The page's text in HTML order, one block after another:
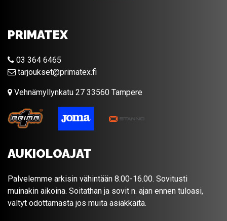
PRIMATEX
03 364 6465
tarjoukset@primatex.fi
Vehnämyllynkatu 27 33560 Tampere
AUKIOLOAJAT
Palvelemme arkisin vähintään 8.00-16.00. Sovitusti
muinakin aikoina. Soitathan ja sovit n. ajan ennen tuloasi,
vältyt odottamasta jos muita asiakkaita.